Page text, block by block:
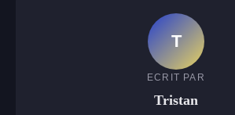
T
ECRIT PAR
Tristan